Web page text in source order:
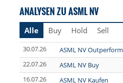
ANALYSEN ZU ASML NV
Alle Buy Hold Sell
30.07.26 ASML NV Outperform
22.07.26
ASML NV Buy
16.07.26
ASML NV Kaufen